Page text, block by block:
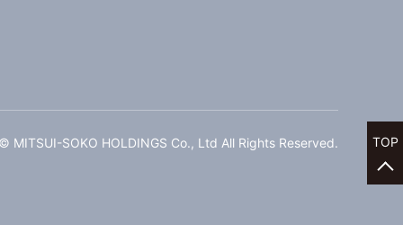
TOP
MITSUI-SOKO HOLDINGS Co., Ltd All Rights Reserved.